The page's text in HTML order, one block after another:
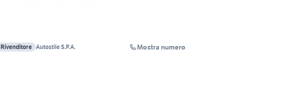
Rivenditore Autostile S.P.A. Mostra numero